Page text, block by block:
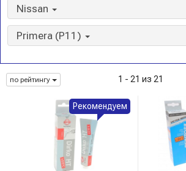
Nissan
Primera (P11)
по рейтингу 1 - 21 из 21
Рекомендуем